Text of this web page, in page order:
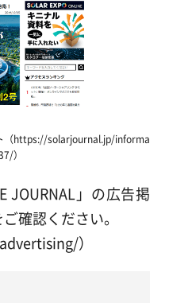
（https://solarjournal.jp/informa
）
JOURNAL」の広告掲
確認ください。
）